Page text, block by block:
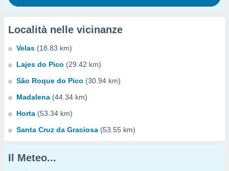
Località nelle vicinanze
Velas (18.83 km)
Lajes do Pico (29.42 km)
São Roque do Pico (30.94 km)
Madalena (44.34 km)
Horta (53.34 km)
Santa Cruz da Graciosa (53.55 km)
Il Meteo...